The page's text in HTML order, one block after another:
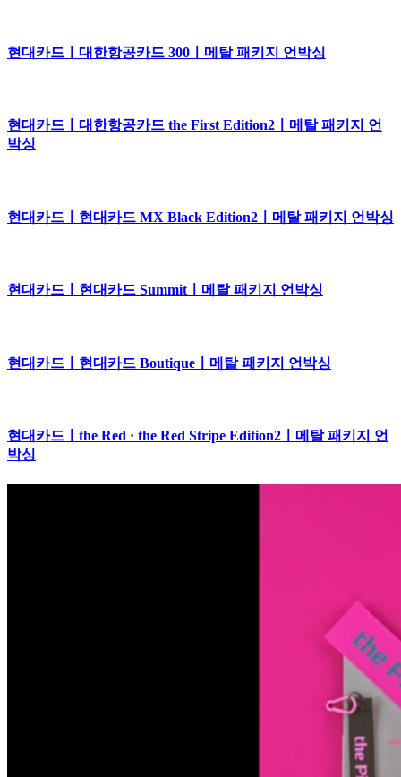
현대카드ㅣ대한항공카드 300ㅣ메탈 패키지 언박싱
현대카드ㅣ대한항공카드 the First Edition2ㅣ메탈 패키지 언
박싱
현대카드ㅣ현대카드 MX Black Edition2ㅣ메탈 패키지 언박싱
현대카드ㅣ현대카드 Summitㅣ메탈 패키지 언박싱
현대카드ㅣ현대카드 Boutiqueㅣ메탈 패키지 언박싱
현대카드ㅣthe Red · the Red Stripe Edition2ㅣ메탈 패키지 언
박싱